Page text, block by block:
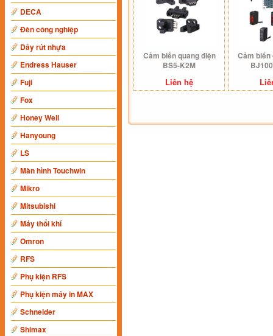
DECA
Đèn công nghiệp
Dây rút nhựa
Endress Hauser
Fuji
Fox
Honey Well
Hanyoung
LS
Màn hình Touchwin
Mikro
Mitsubishi
Máy thổi khí
Omron
RFS
Phụ kiện RFS
Phụ kiện máy in MAX
Schneider
Shimax
Cảm biến quang điện
BS5-K2M
Liên hệ
Cảm biến